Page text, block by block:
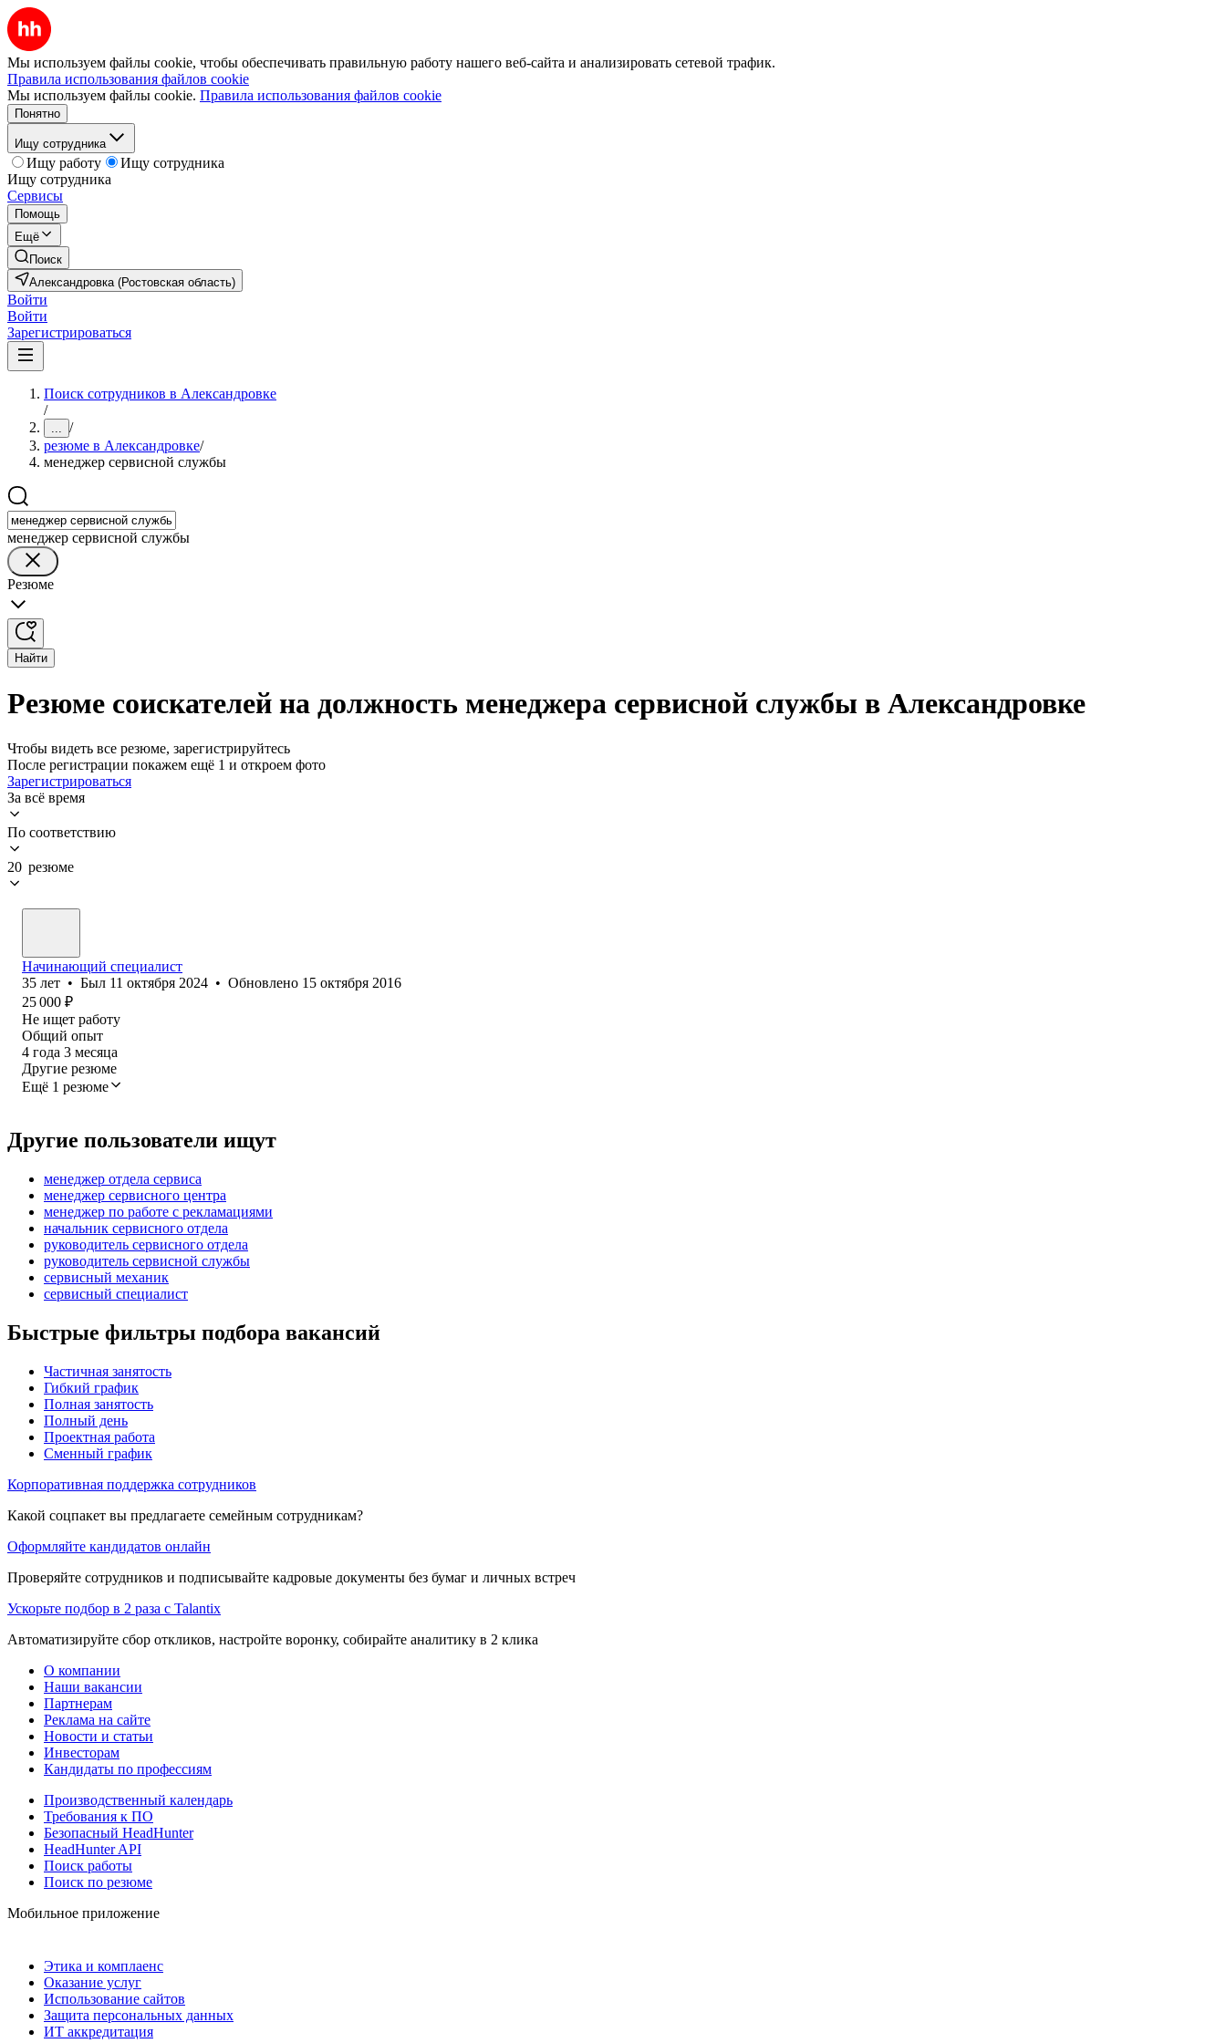
Мы используем файлы cookie, чтобы обеспечивать правильную работу нашего веб-сайта и анализировать сетевой трафик.
Правила использования файлов cookie
Мы используем файлы cookie. Правила использования файлов cookie
Понятно
Ищу сотрудника
Ищу работу
Ищу сотрудника
Ищу сотрудника
Сервисы
Помощь
Ещё
Поиск
Александровка (Ростовская область)
Войти
Войти
Зарегистрироваться
Поиск сотрудников в Александровке
/
... /
резюме в Александровке/
менеджер сервисной службы
менеджер сервисной службы
Резюме
Найти
Резюме соискателей на должность менеджера сервисной службы в Александровке
Чтобы видеть все резюме, зарегистрируйтесь
После регистрации покажем ещё 1 и откроем фото
Зарегистрироваться
За всё время
По соответствию
20 резюме
Начинающий специалист
35 лет • Был 11 октября 2024 • Обновлено 15 октября 2016
25 000 ₽
Не ищет работу
Общий опыт
4 года 3 месяца
Другие резюме
Ещё 1 резюме
Другие пользователи ищут
менеджер отдела сервиса
менеджер сервисного центра
менеджер по работе с рекламациями
начальник сервисного отдела
руководитель сервисного отдела
руководитель сервисной службы
сервисный механик
сервисный специалист
Быстрые фильтры подбора вакансий
Частичная занятость
Гибкий график
Полная занятость
Полный день
Проектная работа
Сменный график
Корпоративная поддержка сотрудников
Какой соцпакет вы предлагаете семейным сотрудникам?
Оформляйте кандидатов онлайн
Проверяйте сотрудников и подписывайте кадровые документы без бумаг и личных встреч
Ускорьте подбор в 2 раза с Talantix
Автоматизируйте сбор откликов, настройте воронку, собирайте аналитику в 2 клика
О компании
Наши вакансии
Партнерам
Реклама на сайте
Новости и статьи
Инвесторам
Кандидаты по профессиям
Производственный календарь
Требования к ПО
Безопасный HeadHunter
HeadHunter API
Поиск работы
Поиск по резюме
Мобильное приложение
Этика и комплаенс
Оказание услуг
Использование сайтов
Защита персональных данных
ИТ аккредитация